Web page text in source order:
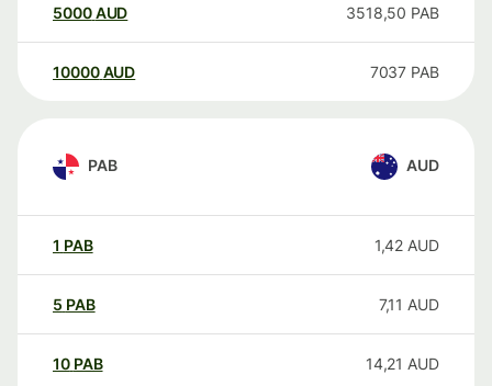
5000AUD 3518,50 PAB
10000 AUD 7037 PAB
PAB AUD
1 PAB 1,42 AUD
5 PAB 7,11 AUD
10 PAB 14,21 AUD